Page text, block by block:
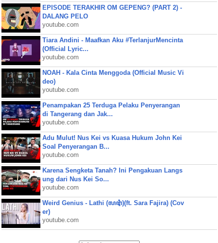
EPISODE TERAKHIR OM GEPENG? (PART 2) -
DALANG PELO
youtube.com
Tiara Andini - Maafkan Aku #TerlanjurMencinta
(Official Lyric...
youtube.com
NOAH - Kala Cinta Menggoda (Official Music Vi
deo)
youtube.com
Penampakan 25 Terduga Pelaku Penyerangan
di Tangerang dan Jak...
youtube.com
Adu Mulut! Nus Kei vs Kuasa Hukum John Kei
Soal Penyerangan B...
youtube.com
Karena Sengketa Tanah? Ini Pengakuan Langs
ung dari Nus Kei So...
youtube.com
Weird Genius - Lathi (ꦭꦛꦶ)(ft. Sara Fajira) (Cov
er)
youtube.com